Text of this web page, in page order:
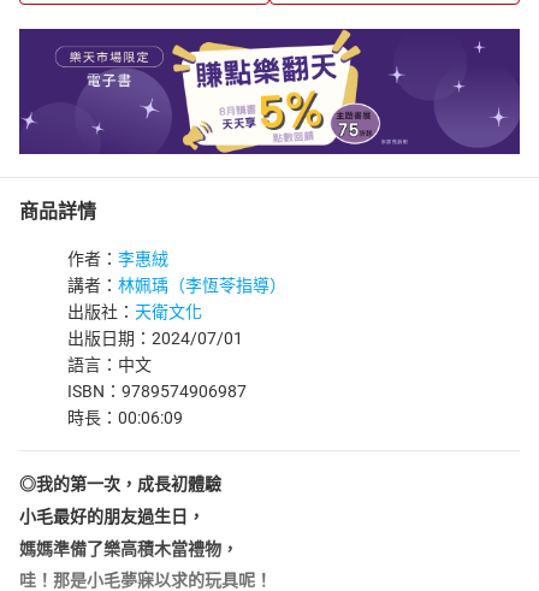
商品詳情
作者： 李惠絨
講者： 林姵瑀（李恆苓指導）
出版社： 天衛文化
出版日期：2024/07/01
語言：中文
ISBN：9789574906987
時長：00:06:09
◎我的第一次，成長初體驗
小毛最好的朋友過生日，
媽媽準備了樂高積木當禮物，
哇！那是小毛夢寐以求的玩具呢！